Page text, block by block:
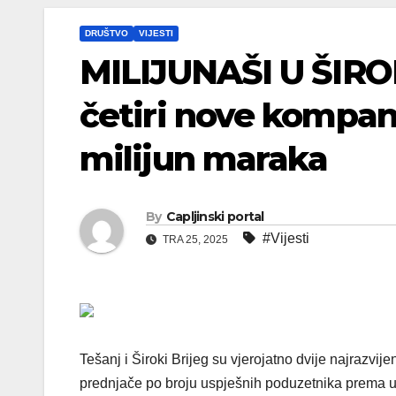
DRUŠTVO VIJESTI
MILIJUNAŠI U
četiri nove
milijun maraka
By Capljinski portal
TRA 25, 2025 #Vijesti
Tešanj i Široki Brijeg su vjerojatno dvije
prednjače po broju uspješnih poduzetnika prema